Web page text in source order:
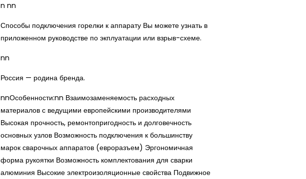
n nn
Способы подключения горелки к аппарату Вы можете узнать в
приложенном руководстве по экплуатации или взрыв-схеме.
nn
Россия — родина бренда.
nnОсобенности:nn Взаимозаменяемость расходных
материалов с ведущими европейскими производителями
Высокая прочность, ремонтопригодность и долговечность
основных узлов Возможность подключения к большинству
марок сварочных аппаратов (евроразъем) Эргономичная
форма рукоятки Возможность комплектования для сварки
алюминия Высокие электроизоляционные свойства Подвижное